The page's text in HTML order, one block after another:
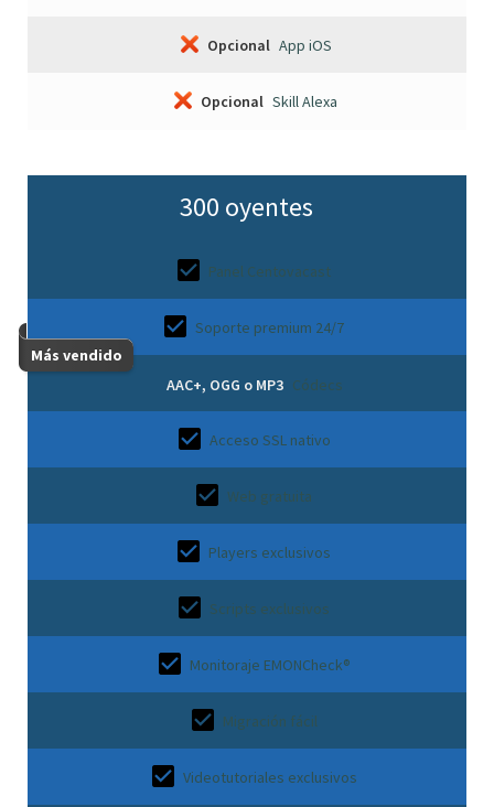
Opcional App iOS
Opcional Skill Alexa
Más vendido
300 oyentes
Panel Centovacast
Soporte premium 24/7
AAC+, OGG o MP3 Códecs
Acceso SSL nativo
Web gratuita
Players exclusivos
Scripts exclusivos
Monitoraje EMONCheck®
Migración fácil
Videotutoriales exclusivos